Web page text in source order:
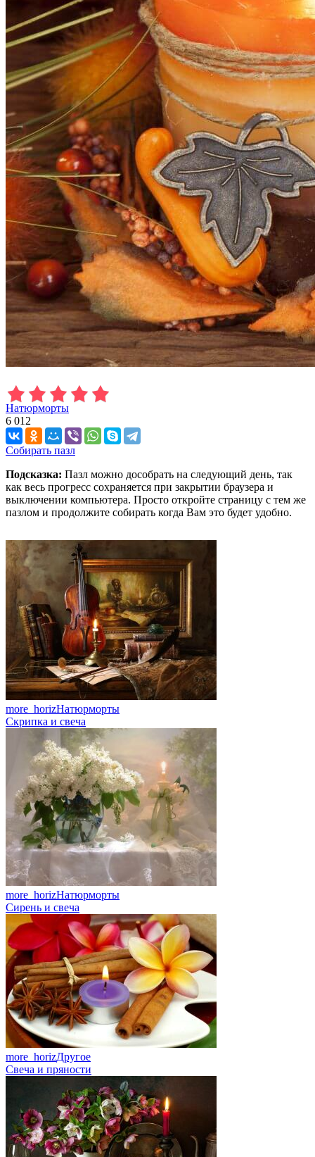
Натюрморты
6 012
Собирать пазл
Подсказка: Пазл можно дособрать на следующий день, так
как весь прогресс сохраняется при закрытии браузера и
выключении компьютера. Просто откройте страницу с тем же
пазлом и продолжите собирать когда Вам это будет удобно.
more_horizНатюрморты
Скрипка и свеча
more_horizНатюрморты
Сирень и свеча
more_horizДругое
Свеча и пряности